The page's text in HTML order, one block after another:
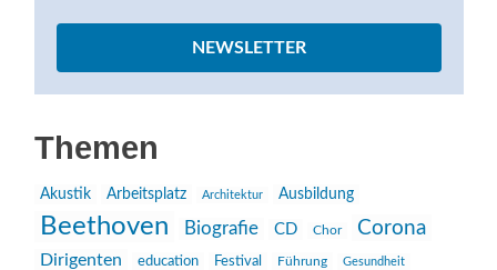
NEWSLETTER
Themen
Akustik Arbeitsplatz Architektur Ausbildung
Beethoven Biografie CD Chor Corona
Dirigenten education Festival Führung Gesundheit